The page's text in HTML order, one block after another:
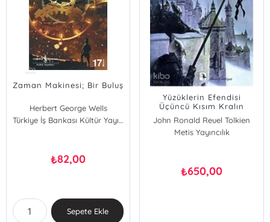
Zaman Makinesi; Bir Buluş
Herbert George Wells
Türkiye İş Bankası Kültür Yayınları
₺82,00
Sepete Ekle
Yüzüklerin Efendisi
Üçüncü Kısım Kralın
Dönüşü; Kralın Dönüşü
John Ronald Reuel Tolkien
Metis Yayıncılık
₺650,00